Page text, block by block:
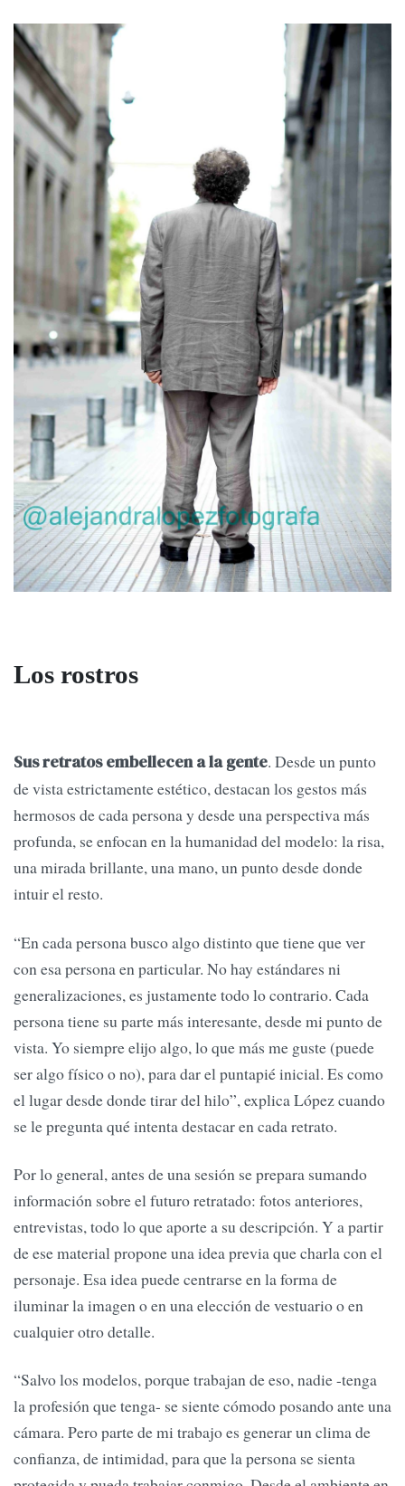
Los rostros
Sus retratos embellecen a la gente. Desde un punto
de vista estrictamente estético, destacan los gestos más
hermosos de cada persona y desde una perspectiva más
profunda, se enfocan en la humanidad del modelo: la risa,
una mirada brillante, una mano, un punto desde donde
intuir el resto.
“En cada persona busco algo distinto que tiene que ver
con esa persona en particular. No hay estándares ni
generalizaciones, es justamente todo lo contrario. Cada
persona tiene su parte más interesante, desde mi punto de
vista. Yo siempre elijo algo, lo que más me guste (puede
ser algo físico o no), para dar el puntapié inicial. Es como
el lugar desde donde tirar del hilo”, explica López cuando
se le pregunta qué intenta destacar en cada retrato.
Por lo general, antes de una sesión se prepara sumando
información sobre el futuro retratado: fotos anteriores,
entrevistas, todo lo que aporte a su descripción. Y a partir
de ese material propone una idea previa que charla con el
personaje. Esa idea puede centrarse en la forma de
iluminar la imagen o en una elección de vestuario o en
cualquier otro detalle.
“Salvo los modelos, porque trabajan de eso, nadie -tenga
la profesión que tenga- se siente cómodo posando ante una
cámara. Pero parte de mi trabajo es generar un clima de
confianza, de intimidad, para que la persona se sienta